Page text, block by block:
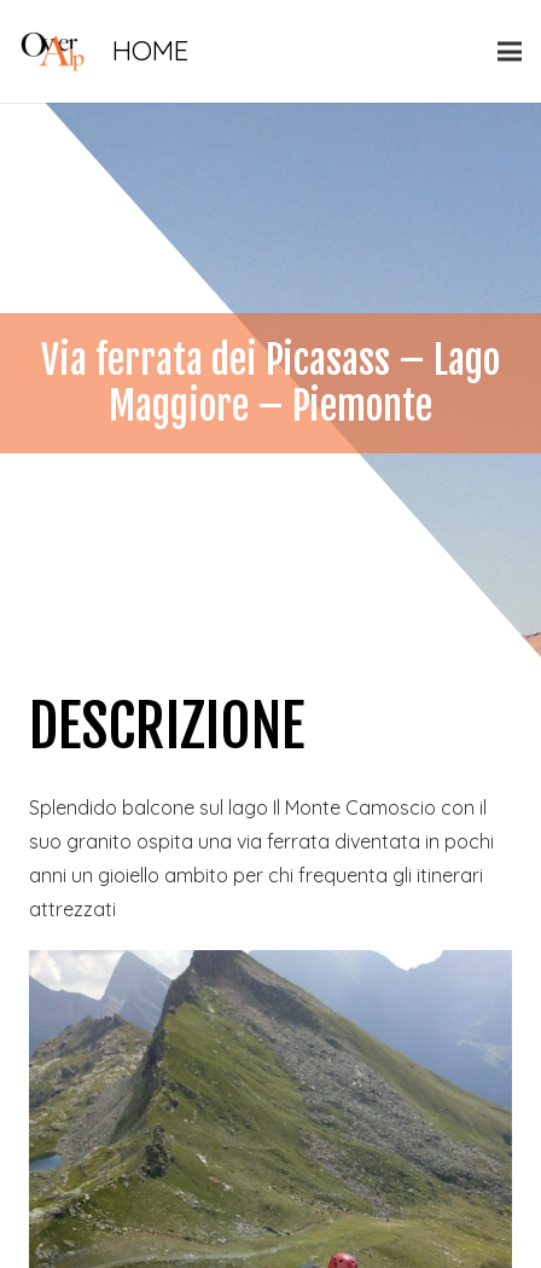
HOME
Via ferrata dei Picasass – Lago
Maggiore – Piemonte
DESCRIZIONE
Splendido balcone sul lago Il Monte Camoscio con il
suo granito ospita una via ferrata diventata in pochi
anni un gioiello ambito per chi frequenta gli itinerari
attrezzati